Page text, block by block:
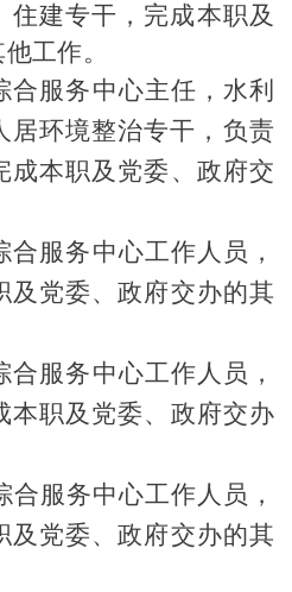
住建专干，完成本职及
工作。
合服务中心主任， 水利
居环境整治专干， 负责
成本职及 党委、政府交
合服务中心工作人员，
及 党委、政府交办的其
合服务中心工作人员，
本职及 党委、政府交办
合服务中心工作人员，
及 党委、政府交办的其